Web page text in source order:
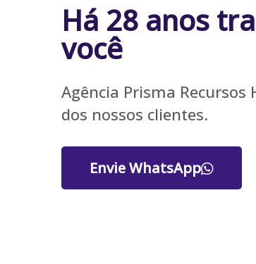
Há 28 anos
você
Agência Prisma
dos nossos clientes.
Envie WhatsApp